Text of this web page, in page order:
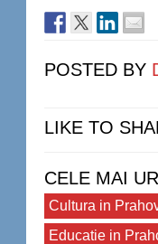
POSTED BY
LIKE TO
CELE MAI
Cultura in
Educatie in